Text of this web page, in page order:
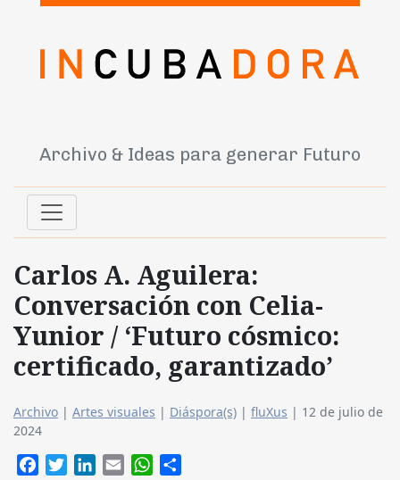
Archivo & Ideas para generar Futuro
Carlos A. Aguilera:
Conversación con Celia-
Yunior / ‘Futuro cósmico:
certificado, garantizado’
Archivo | Artes visuales | Diáspora(s) | fluXus | 12 de julio de
2024
FacebookTwitterLinkedIn
Email WhatsApp